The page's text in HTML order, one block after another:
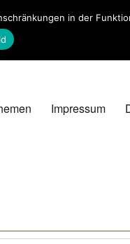
Impressum
in der